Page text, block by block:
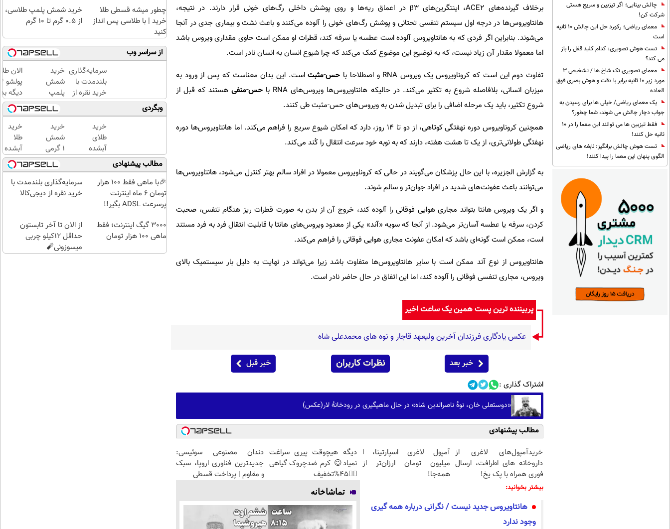
چالش بینایی؛ اگر تیزبین و سریع هستی
شرکت کن!
معمای ریاضی؛ رکورد حل این چالش 10 ثانیه
است
تست هوش تصویری: کدام کلید قفل را باز
می کند؟
معمای تصویری تک شاخ ها / تشخیص 3
مورد زیر 10 ثانیه برابر با دقت و هوش بصری فوق
العاده
یک معمای ریاضی/ خیلی ها برای رسیدن به
جواب دچار چالش می شوند، شما چطور؟
فقط تیزبین ها می توانند این معما را در 10
ثانیه حل کنند!
تست هوش چالش برانگیز: نابغه های ریاضی
الگوی پنهان این معما را پیدا کنند!
برخلاف گیرنده‌های ACE2، اینتگرین‌های β3 در اعماق ریه‌ها و روی پوشش داخلی رگ‌های خونی قرار دارند. در نتیجه،
هانتاویروس‌ها در درجه اول سیستم تنفسی تحتانی و پوشش رگ‌های خونی را آلوده می‌کنند و باعث نشت و بیماری جدی در آنجا
می‌شوند. بنابراین اگر فردی که به هانتاویروس آلوده است عطسه یا سرفه کند، قطرات او ممکن است حاوی مقداری ویروس باشد
اما معمولا مقدار آن زیاد نیست، که به توضیح این موضوع کمک می‌کند که چرا شیوع انسان به انسان نادر است.
تفاوت دوم این است که کروناویروس یک ویروس RNA و اصطلاحا با
حس-مثبتاست. این بدان معناست که پس از ورود به
میزبان انسانی، بلافاصله شروع به تکثیر می‌کند. در حالیکه هانتاویروس‌ها ویروس‌های RNA با
حس-منفیهستند که قبل از
شروع تکثیر، باید یک مرحله اضافی را برای تبدیل شدن به ویروس‌های حس-مثبت طی کنند.
همچنین کروناویروس دوره نهفتگی کوتاهی، از دو تا ۱۴ روز، دارد که امکان شیوع سریع را فراهم می‌کند. اما هانتاویروس‌ها دوره
نهفتگی طولانی‌تری، از یک تا هشت هفته، دارند که به نوبه خود سرعت انتقال را کُند می‌کند.
به گزارش الجزیره، با این حال پزشکان می‌گویند در حالی که کروناویروس معمولا در افراد سالم بهتر کنترل می‌شود، هانتاویروس‌ها
می‌توانند باعث عفونت‌های شدید در افراد جوان‌تر و سالم شوند.
و اگر یک ویروس هانتا بتواند مجاری هوایی فوقانی را آلوده کند، خروج آن از بدن به صورت قطرات ریز هنگام تنفس، صحبت
کردن، سرفه یا عطسه آسان‌تر می‌شود. از آنجا که سویه «آند» یکی از معدود ویروس‌های هانتا با قابلیت انتقال فرد به فرد مستند
است، ممکن است گونه‌ای باشد که امکان عفونت مجاری هوایی فوقانی را فراهم می‌کند.
هانتاویروس از نوع آند ممکن است با سایر هانتاویروس‌ها متفاوت باشد زیرا می‌تواند در نهایت به دلیل بار سیستمیک بالای
ویروس، مجاری تنفسی فوقانی را آلوده کند، اما این اتفاق در حال حاضر نادر است.
پربیننده ترین پست همین یک ساعت اخیر
عکس یادگاری فرزندان آخرین ولیعهد قاجار و نوه های محمدعلی شاه
خبر بعد نظرات کاربران خبر قبل
اشتراک گذاری :
«دوستعلی خان، نوۀ ناصرالدین شاه» در حال ماهیگیری در رودخانۀ لار(عکس)
مطالب پیشنهادی
خریدآمپول‌های لاغری از
داروخانه های اطرافت، ارسال
فوری همراه با پک یخ!
آمپول لاغری اسپارتینا، ا
میلیون تومان ارزان‌تر از
همه‌جا!
دیگه هیچوقت پیری سراغت
نمیاد😉 کرم ضدچروک گیاهی
👈🏻45%تخفیف
دندان مصنوعی سوئیسی:
جدیدترین فناوری اروپا، سبک
و مقاوم | پرداخت قسطی
بیشتر بخوانید:
هانتاویروس جدید نیست / نگرانی درباره همه گیری
وجود ندارد
تماشاخانه
چطور میشه قسطی طلا
خرید | با طلاسی پس انداز
کنید
خرید شمش پلمپ طلاسی،
از ۰.۵ گرم تا ۱۰ گرم
از سراسر وب
سرمایه‌گذاری
بلندمدت با
خرید نقره از
دیجی‌کالا
خرید
شمش
پلمپ
طلاسی،
از ۰.۵
گرم تا
۱۰ گرم
الان
دیگه
طلا با
بی‌بهره
وبگردی
خرید
طلای
آبشده
حتی با
۱۰۰هزارتومان
خرید
شمش
1 گرمی
از
طلاسی
خرید
طلا
آبشده
با 100
هزار
تومن
مطالب پیشنهادی
🎉با ماهی فقط 100 هزار
تومان 6 ماه اینترنت
پرسرعت ADSL بگیر!!
سرمایه‌گذاری بلندمدت با
خرید نقره از دیجی‌کالا
3000 گیگ اینترنت؛ فقط
ماهی 100 هزار تومان
از الان تا آخر تابستون
حداقل 12کیلو چربی
میسوزونی🧨